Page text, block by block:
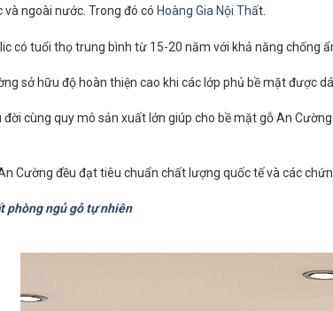
ngoài nước. Trong đó có Hoàng Gia Nội Thất.
có tuổi thọ trung bình từ 15-20 năm với khả năng chống
sở hữu độ hoàn thiện cao khi các lớp phủ bề mặt được
cùng quy mô sản xuất lớn giúp cho bề mặt gỗ An
Cường đều đạt tiêu chuẩn chất lượng quốc tế và các
phòng ngủ gỗ tự nhiên